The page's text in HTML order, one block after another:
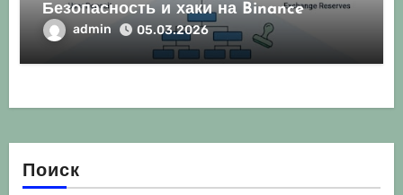
Безопасность и хаки на Binance
admin 05.03.2026
Поиск